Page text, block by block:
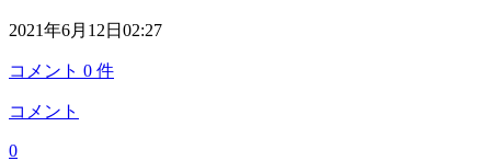
2021年6月12日02:27
コメント 0 件
コメント
0